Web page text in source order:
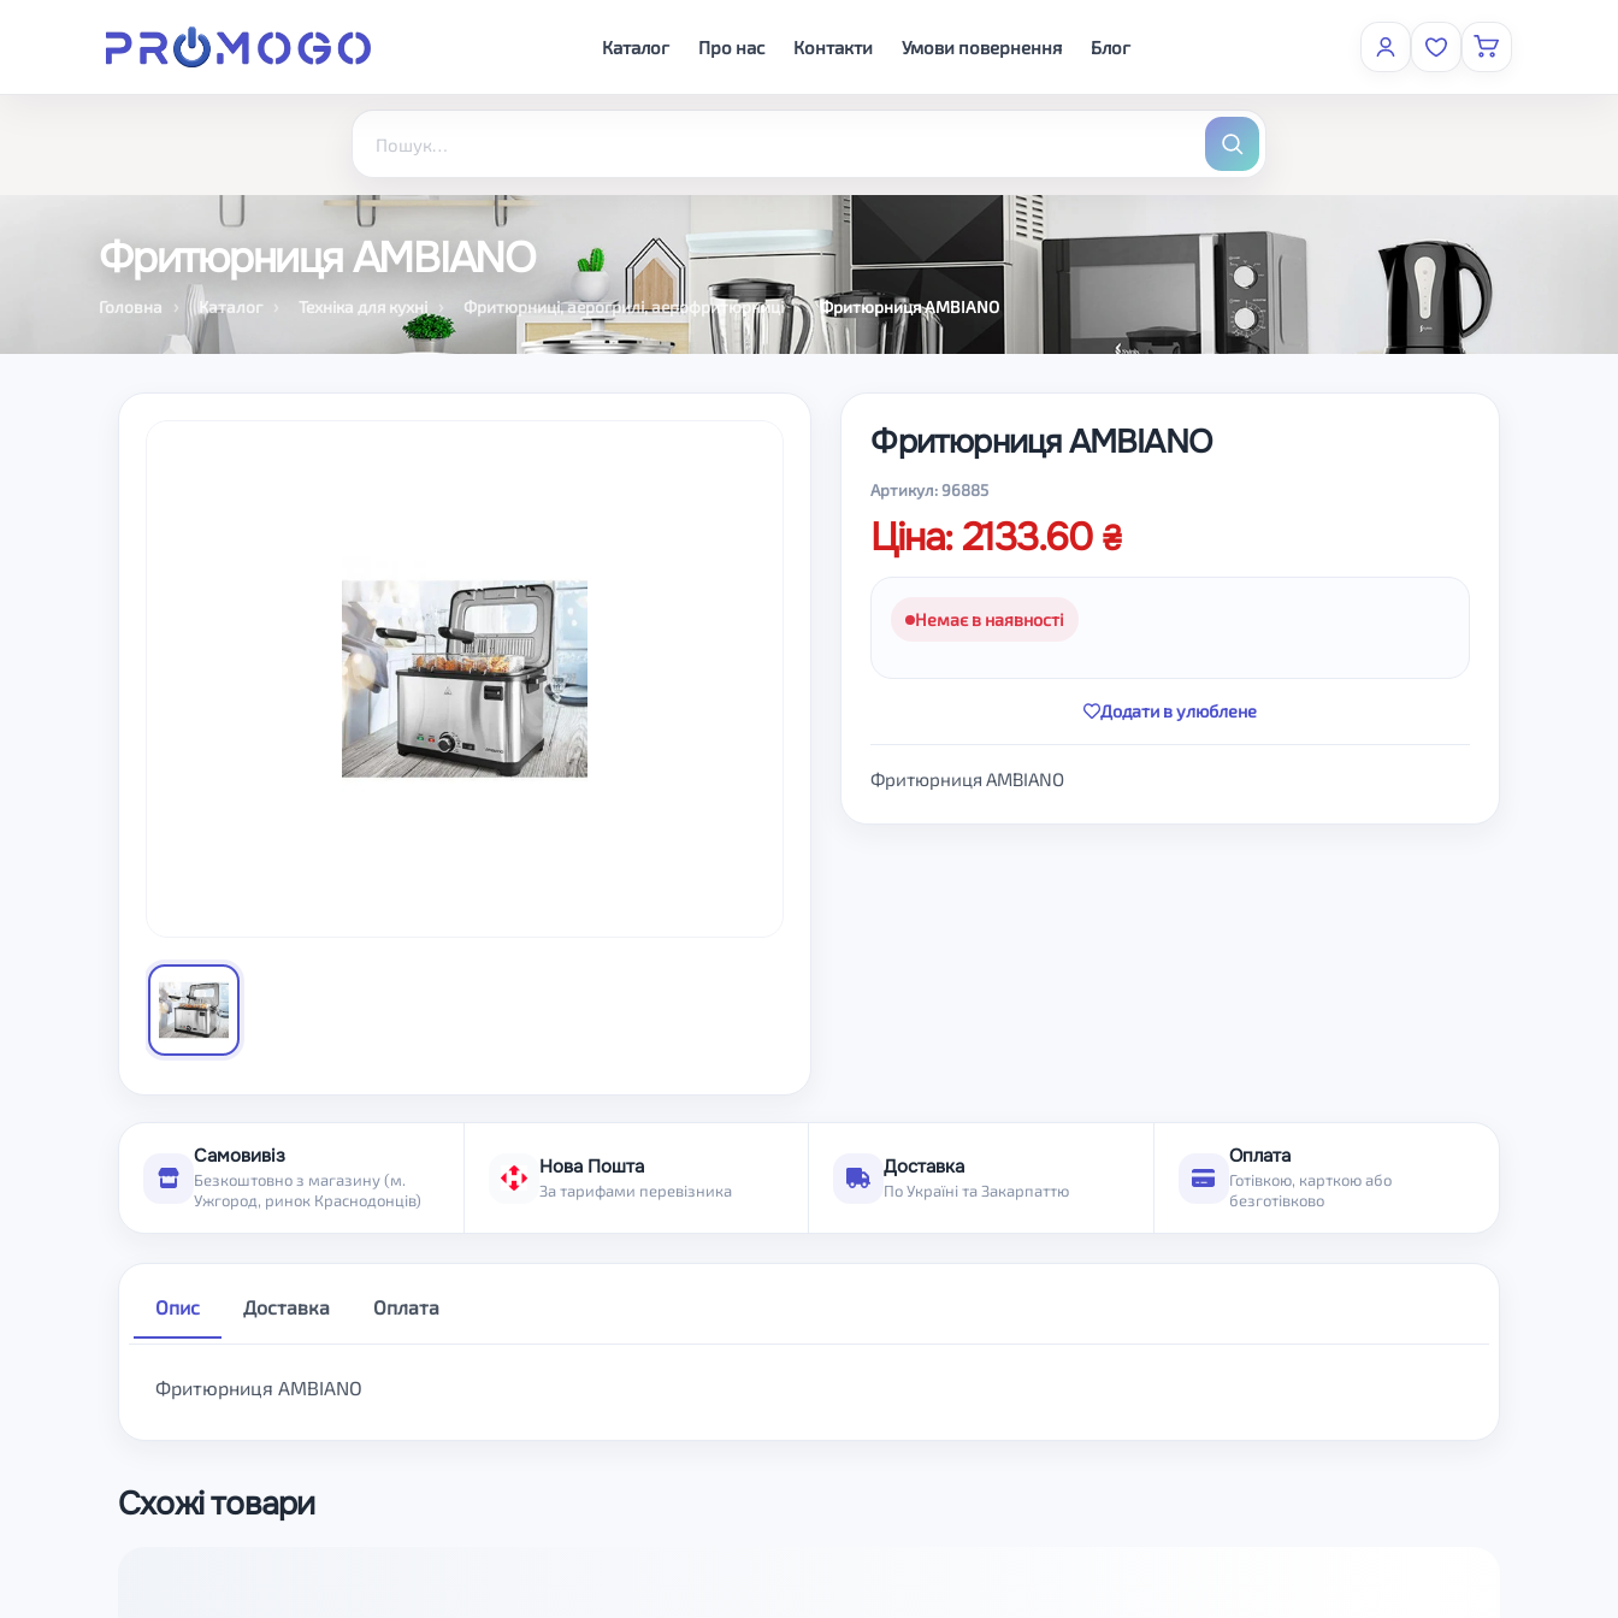
Каталог Про нас Контакти Умови повернення Блог
Фритюрниця AMBIANO
Головна Каталог Техніка для кухні Фритюрниці, аерогрилі, аерофритюрниці Фритюрниця AMBIANO
Фритюрниця AMBIANO
Артикул: 96885
Ціна: 2133.60
Немає в наявності
Додати в улюблене
Фритюрниця AMBIANO
Самовивіз
Безкоштовно з магазину (м.
Ужгород, ринок Краснодонців)
Нова Пошта
За тарифами перевізника
Доставка
По Україні та Закарпаттю
Оплата
Готівкою, карткою або
безготівково
Опис Доставка Оплата
Фритюрниця AMBIANO
Схожі товари